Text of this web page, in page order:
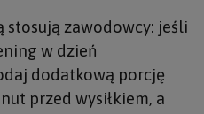
stosują zawodowcy: jeśli
w dzień
dodatkową porcję
przed wysiłkiem, a